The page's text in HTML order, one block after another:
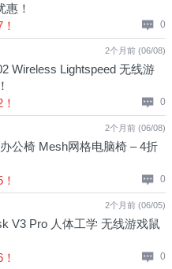
惠！
0
2个月前 (06/08)
Wireless Lightspeed 无线游
0
2个月前 (06/08)
公椅 Mesh网格电脑椅 – 4折
0
2个月前 (06/05)
V3 Pro 人体工学 无线游戏鼠
0